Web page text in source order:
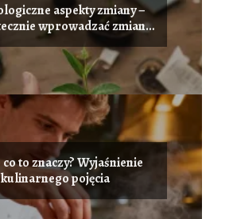
aspekty zmiany –
wprowadzać zmiany
w życiu
co to znaczy? Wyjaśnienie
kulinarnego pojęcia